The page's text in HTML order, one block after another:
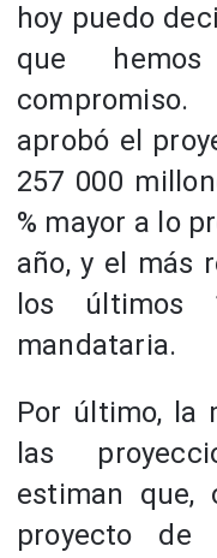
hoy puedo
que
aprobó el
257 000
% mayor a lo
año, y el más
los últimos
mandataria.
Por último, la
las
estiman que,
proyecto de